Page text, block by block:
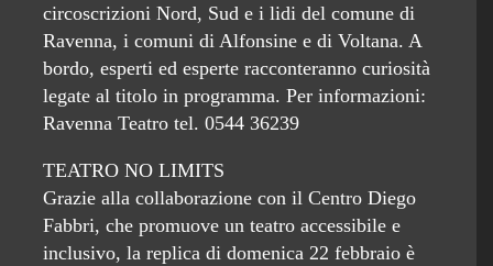
circoscrizioni Nord, Sud e i lidi del comune di
Ravenna, i comuni di Alfonsine e di Voltana. A
bordo, esperti ed esperte racconteranno curiosità
legate al titolo in programma. Per informazioni:
Ravenna Teatro tel. 0544 36239
TEATRO NO LIMITS
Grazie alla collaborazione con il Centro Diego
Fabbri, che promuove un teatro accessibile e
inclusivo, la replica di domenica 22 febbraio è